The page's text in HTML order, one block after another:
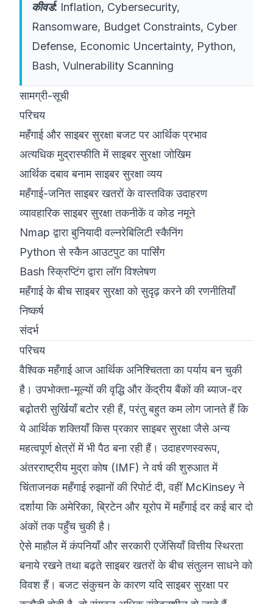
कीवर्ड: Inflation, Cybersecurity,
Ransomware, Budget Constraints, Cyber
Defense, Economic Uncertainty, Python,
Bash, Vulnerability Scanning
सामग्री-सूची
परिचय
महँगाई और साइबर सुरक्षा बजट पर आर्थिक प्रभाव
अत्यधिक मुद्रास्फीति में साइबर सुरक्षा जोखिम
आर्थिक दबाव बनाम साइबर सुरक्षा व्यय
महँगाई-जनित साइबर खतरों के वास्तविक उदाहरण
व्यावहारिक साइबर सुरक्षा तकनीकें व कोड नमूने
Nmap द्वारा बुनियादी वल्नरेबिलिटी स्कैनिंग
Python से स्कैन आउटपुट का पार्सिंग
Bash स्क्रिप्टिंग द्वारा लॉग विश्लेषण
महँगाई के बीच साइबर सुरक्षा को सुदृढ़ करने की रणनीतियाँ
निष्कर्ष
संदर्भ
परिचय
वैश्विक महँगाई आज आर्थिक अनिश्चितता का पर्याय बन चुकी
है। उपभोक्ता-मूल्यों की वृद्धि और केंद्रीय बैंकों की ब्याज-दर
बढ़ोतरी सुर्खियाँ बटोर रही हैं, परंतु बहुत कम लोग जानते हैं कि
ये आर्थिक शक्तियाँ किस प्रकार साइबर सुरक्षा जैसे अन्य
महत्वपूर्ण क्षेत्रों में भी पैठ बना रही हैं। उदाहरणस्वरूप,
अंतरराष्ट्रीय मुद्रा कोष (IMF) ने वर्ष की शुरुआत में
चिंताजनक महँगाई रुझानों की रिपोर्ट दी, वहीं McKinsey ने
दर्शाया कि अमेरिका, ब्रिटेन और यूरोप में महँगाई दर कई बार दो
अंकों तक पहुँच चुकी है।
ऐसे माहौल में कंपनियाँ और सरकारी एजेंसियाँ वित्तीय स्थिरता
बनाये रखने तथा बढ़ते साइबर खतरों के बीच संतुलन साधने को
विवश हैं। बजट संकुचन के कारण यदि साइबर सुरक्षा पर